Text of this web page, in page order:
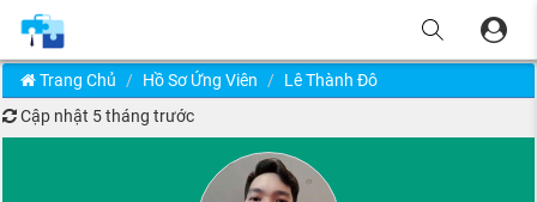
Trang Chủ Hồ Sơ Ứng Viên
Lê Thành Đô
Cập nhật 5 tháng trước